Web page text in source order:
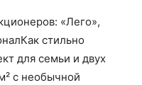
«Лего»,
стильно
для семьи и двух
с необычной